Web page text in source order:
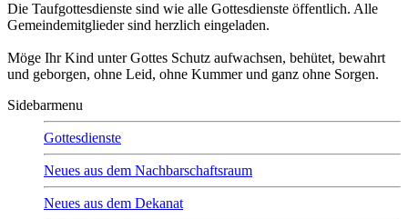
Die Taufgottesdienste sind wie alle Gottesdienste öffentlich. Alle
Gemeindemitglieder sind herzlich eingeladen.
Möge Ihr Kind unter Gottes Schutz aufwachsen, behütet, bewahrt
und geborgen, ohne Leid, ohne Kummer und ganz ohne Sorgen.
Sidebarmenu
Gottesdienste
Neues aus dem Nachbarschaftsraum
Neues aus dem Dekanat